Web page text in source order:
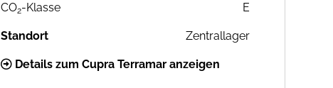
CO2-Klasse E
Standort Zentrallager
Details zum Cupra Terramar anzeigen